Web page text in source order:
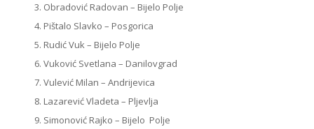
Obradović Radovan – Bijelo Polje
Pištalo Slavko – Posgorica
Rudić Vuk – Bijelo Polje
Vuković Svetlana – Danilovgrad
Vulević Milan – Andrijevica
Lazarević Vladeta – Pljevlja
Simonović Rajko – Bijelo Polje